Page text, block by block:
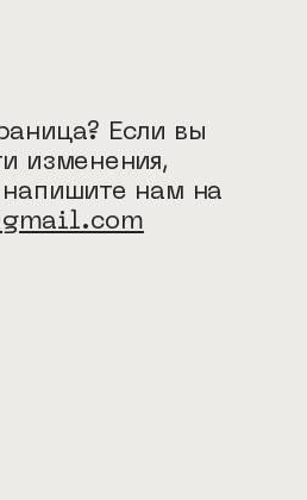
Если вы
изменения,
нам на